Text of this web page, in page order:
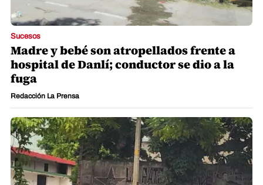
Sucesos
Madre y bebé son atropellados frente a
hospital de Danlí; conductor se dio a la
fuga
Redacción La Prensa